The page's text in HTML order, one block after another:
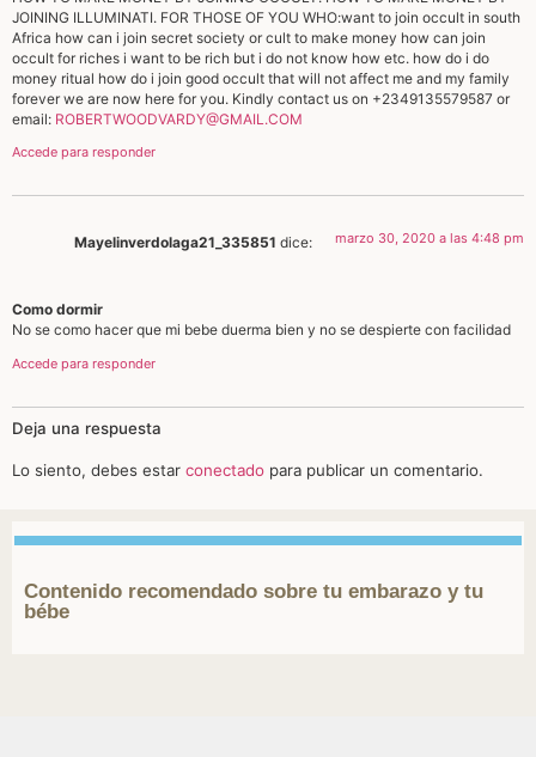
JOINING ILLUMINATI. FOR THOSE OF YOU WHO:want to join occult in south
Africa how can i join secret society or cult to make money how can join
occult for riches i want to be rich but i do not know how etc. how do i do
money ritual how do i join good occult that will not affect me and my family
forever we are now here for you. Kindly contact us on +2349135579587 or
email: ROBERTWOODVARDY@GMAIL.COM
Accede para responder
Mayelinverdolaga21_335851 dice: marzo 30, 2020 a las 4:48 pm
Como dormir
No se como hacer que mi bebe duerma bien y no se despierte con facilidad
Accede para responder
Deja una respuesta
Lo siento, debes estar conectado para publicar un comentario.
Contenido recomendado sobre tu embarazo y tu
bébe